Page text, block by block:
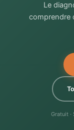
Le
comprendre
Gratuit ·